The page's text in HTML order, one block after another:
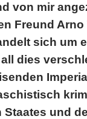
von mir
Freund
sich um
dies
und